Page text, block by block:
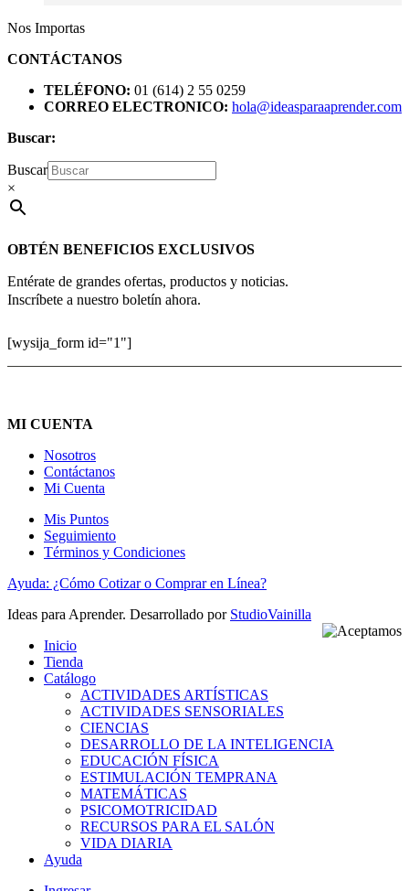
Nos Importas
CONTÁCTANOS
TELÉFONO: 01 (614) 2 55 0259
CORREO ELECTRONICO: hola@ideasparaaprender.com
Buscar:
Buscar
×
OBTÉN BENEFICIOS EXCLUSIVOS
Entérate de grandes ofertas, productos y noticias.
Inscríbete a nuestro boletín ahora.
[wysija_form id="1"]
MI CUENTA
Nosotros
Contáctanos
Mi Cuenta
Mis Puntos
Seguimiento
Términos y Condiciones
Ayuda: ¿Cómo Cotizar o Comprar en Línea?
Ideas para Aprender. Desarrollado por StudioVainilla
Inicio
Tienda
Catálogo
ACTIVIDADES ARTÍSTICAS
ACTIVIDADES SENSORIALES
CIENCIAS
DESARROLLO DE LA INTELIGENCIA
EDUCACIÓN FÍSICA
ESTIMULACIÓN TEMPRANA
MATEMÁTICAS
PSICOMOTRICIDAD
RECURSOS PARA EL SALÓN
VIDA DIARIA
Ayuda